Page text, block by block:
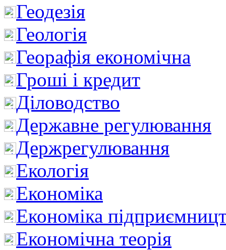
Геодезія
Геологія
Георафія економічна
Гроші і кредит
Діловодство
Державне регулювання
Держрегулювання
Екологія
Економіка
Економіка
Економічна теорія